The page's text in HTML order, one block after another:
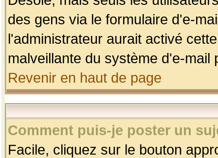
des gens via le formulaire d'e-
l'administrateur aurait activé
malveillante du système d'e-
Revenir en haut de page
Comment puis-je poster un
Facile, cliquez sur le bouton